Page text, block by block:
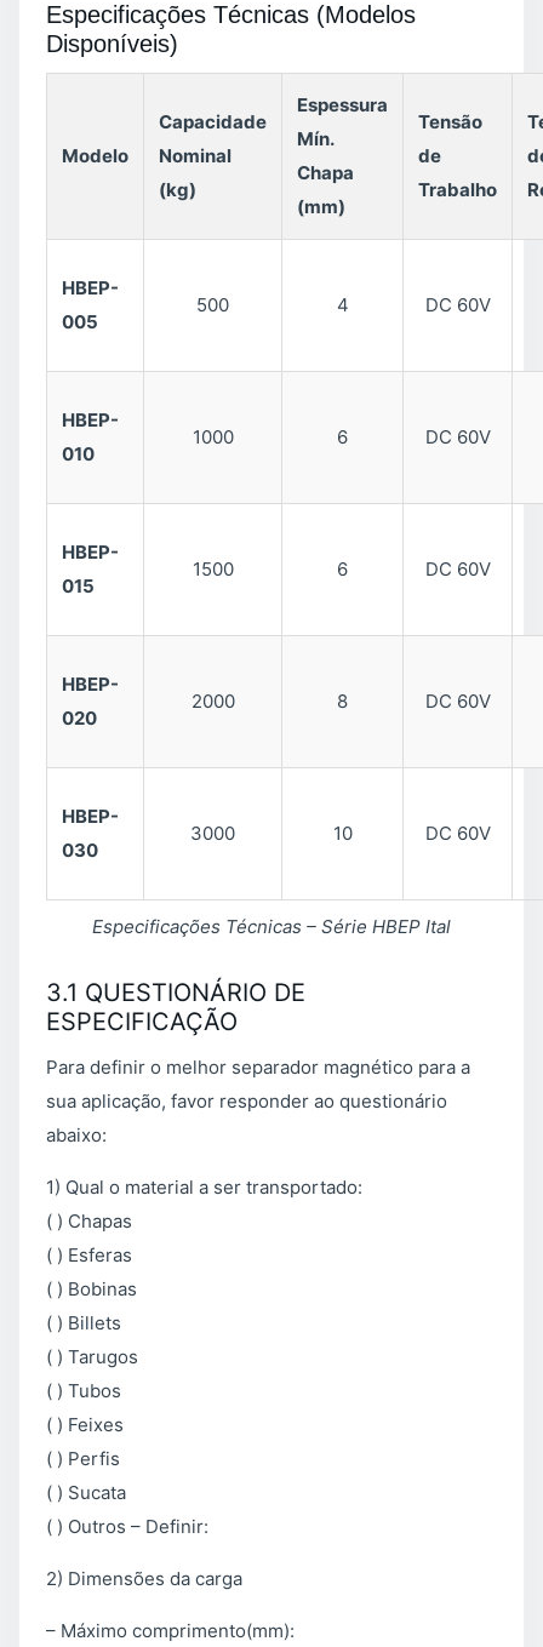
Especificações Técnicas (Modelos
Disponíveis)
Modelo
Capacidade
Nominal
(kg)
Espessura
Mín.
Chapa
(mm)
Tensão
de
Trabalho
HBEP-
005
500 4 DC 60V
HBEP-
010
1000 6 DC 60V
HBEP-
015
1500 6 DC 60V
HBEP-
020
2000 8 DC 60V
HBEP-
030
3000 10 DC 60V
Especificações Técnicas – Série HBEP Ital
3.1 QUESTIONÁRIO DE
ESPECIFICAÇÃO
Para definir o melhor separador magnético para a
sua aplicação, favor responder ao questionário
abaixo:
1) Qual o material a ser transportado:
( ) Chapas
( ) Esferas
( ) Bobinas
( ) Billets
( ) Tarugos
( ) Tubos
( ) Feixes
( ) Perfis
( ) Sucata
( ) Outros – Definir:
2) Dimensões da carga
– Máximo comprimento(mm):